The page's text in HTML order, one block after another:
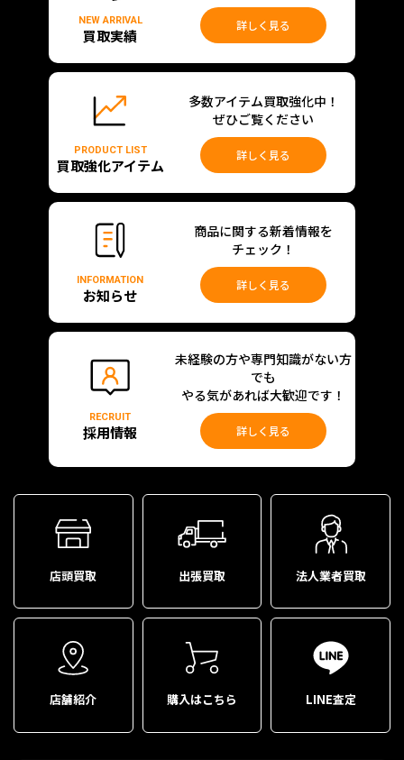
NEW ARRIVAL
買取実績
詳しく見る
PRODUCT LIST
買取強化アイテム
多数アイテム買取強化中！
ぜひご覧ください
詳しく見る
INFORMATION
お知らせ
商品に関する新着情報を
チェック！
詳しく見る
RECRUIT
採用情報
未経験の方や専門知識がない方
でも
やる気があれば大歓迎です！
詳しく見る
店頭買取 出張買取 法人業者買取
店舗紹介 購入はこちら LINE査定